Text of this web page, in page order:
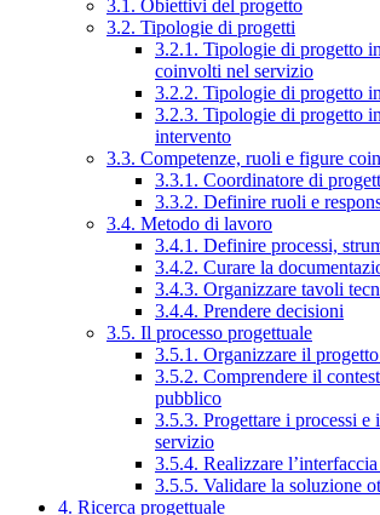
3.1. Obiettivi del progetto
3.2. Tipologie di progetti
3.2.1. Tipologie di progetto
coinvolti nel servizio
3.2.2. Tipologie di progetto
3.2.3. Tipologie di progetto
intervento
3.3. Competenze, ruoli e figure
3.3.1. Coordinatore di
3.3.2. Definire ruoli e
3.4. Metodo di lavoro
3.4.1. Definire processi,
3.4.2. Curare la
3.4.3. Organizzare tavoli
3.4.4. Prendere decisioni
3.5. Il processo progettuale
3.5.1. Organizzare il
3.5.2. Comprendere il
pubblico
3.5.3. Progettare i processi e i
servizio
3.5.4. Realizzare
3.5.5. Validare la soluzione
4. Ricerca progettuale